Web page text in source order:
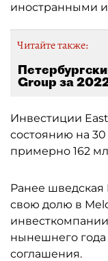
иностранными
Читайте также:
Group за
Инвестиции
состоянию на
примерно 162
Ранее шведская
свою долю в
инвесткомпании
нынешнего
соглашения.